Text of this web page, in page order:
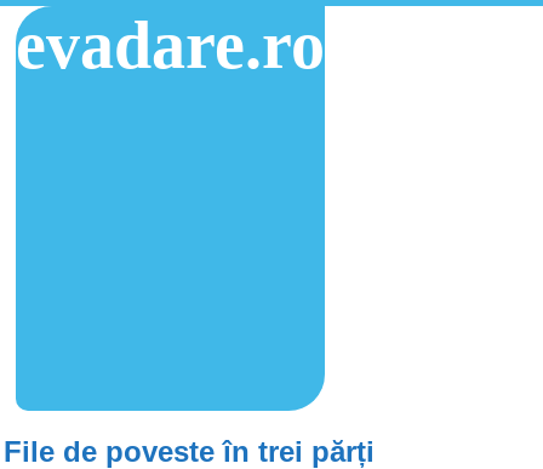
evadare.ro
File de poveste în trei părți